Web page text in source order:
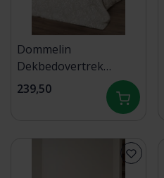
Dommelin
Dekbedovertrek
Fortuna Satijn 400tc
239,50